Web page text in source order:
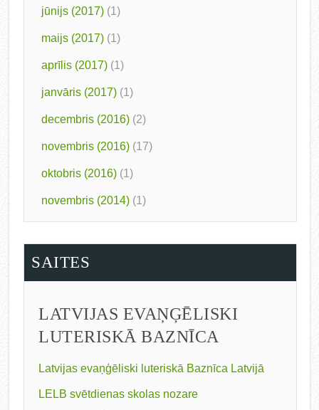
jūnijs (2017) (1)
maijs (2017) (1)
aprīlis (2017) (1)
janvāris (2017) (1)
decembris (2016) (2)
novembris (2016) (17)
oktobris (2016) (1)
novembris (2014) (1)
SAITES
LATVIJAS EVAŅĢĒLISKI
LUTERISKĀ BAZNĪCA
Latvijas evaņģēliski luteriskā Baznīca Latvijā
LELB svētdienas skolas nozare